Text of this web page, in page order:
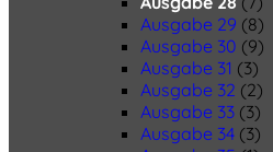
Ausgabe 29 (8)
Ausgabe 30 (9)
Ausgabe 31 (3)
Ausgabe 32 (2)
Ausgabe 33 (3)
Ausgabe 34 (3)